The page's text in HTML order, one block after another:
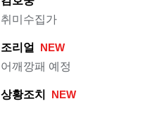
취미수집가
조리얼
NEW
어깨깡패 예정
상황조치 NEW